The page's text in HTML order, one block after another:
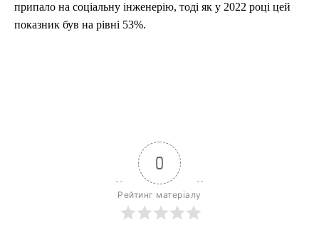
припало на соціальну інженерію, тоді як у 2022 році цей
показник був на рівні 53%.
0
Рейтинг матеріалу